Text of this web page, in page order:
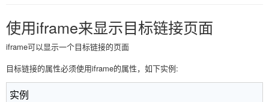
使用iframe来显示目标链接页面
iframe可以显示一个目标链接的页面
目标链接的属性必须使用iframe的属性，如下实例:
实例